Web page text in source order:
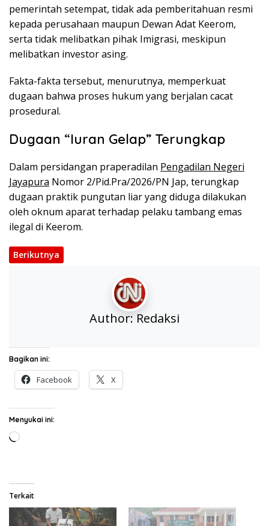
pemerintah setempat, tidak ada pemberitahuan resmi
kepada perusahaan maupun Dewan Adat Keerom,
serta tidak melibatkan pihak Imigrasi, meskipun
melibatkan investor asing.
Fakta-fakta tersebut, menurutnya, memperkuat
dugaan bahwa proses hukum yang berjalan cacat
prosedural.
Dugaan “Iuran Gelap” Terungkap
Dalam persidangan praperadilan Pengadilan Negeri
Jayapura Nomor 2/Pid.Pra/2026/PN Jap, terungkap
dugaan praktik pungutan liar yang diduga dilakukan
oleh oknum aparat terhadap pelaku tambang emas
ilegal di Keerom.
Berikutnya
Author: Redaksi
Bagikan ini:
Facebook X
Menyukai ini:
Memuat...
Terkait